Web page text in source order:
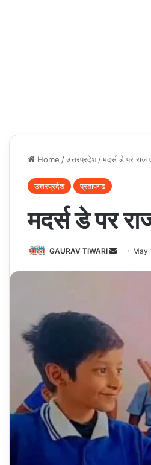
Home /उत्तरप्रदेश /मदर्स डे पर
उत्तरप्रदेश प्रतापगढ़
मदर्स डे पर
GAURAV TIWARI
Send May